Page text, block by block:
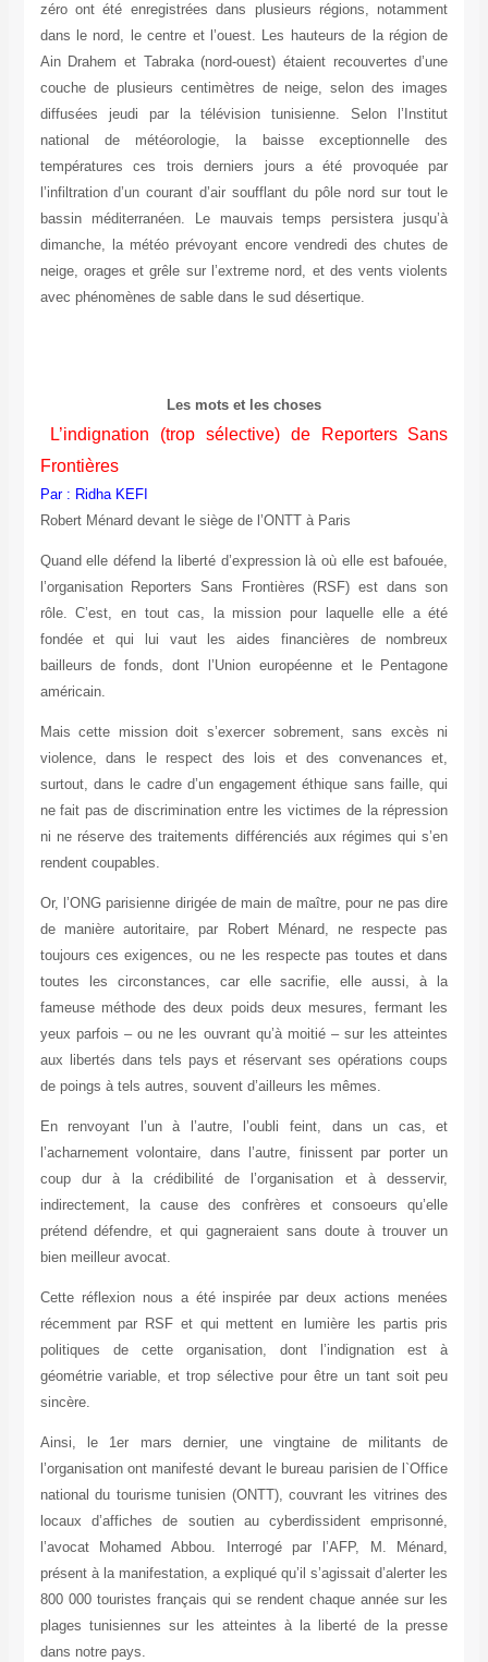
zéro ont été enregistrées dans plusieurs régions, notamment
dans le nord, le centre et l’ouest. Les hauteurs de la région de
Ain Drahem et Tabraka (nord-ouest) étaient recouvertes d’une
couche de plusieurs centimètres de neige, selon des images
diffusées jeudi par la télévision tunisienne. Selon l’Institut
national de météorologie, la baisse exceptionnelle des
températures ces trois derniers jours a été provoquée par
l’infiltration d’un courant d’air soufflant du pôle nord sur tout le
bassin méditerranéen. Le mauvais temps persistera jusqu’à
dimanche, la météo prévoyant encore vendredi des chutes de
neige, orages et grêle sur l’extreme nord, et des vents violents
avec phénomènes de sable dans le sud désertique.
Les mots et les choses
L’indignation (trop sélective) de Reporters Sans
Frontières
Par : Ridha KEFI
Robert Ménard devant le siège de l’ONTT à Paris
Quand elle défend la liberté d’expression là où elle est bafouée,
l’organisation Reporters Sans Frontières (RSF) est dans son
rôle. C’est, en tout cas, la mission pour laquelle elle a été
fondée et qui lui vaut les aides financières de nombreux
bailleurs de fonds, dont l’Union européenne et le Pentagone
américain.
Mais cette mission doit s’exercer sobrement, sans excès ni
violence, dans le respect des lois et des convenances et,
surtout, dans le cadre d’un engagement éthique sans faille, qui
ne fait pas de discrimination entre les victimes de la répression
ni ne réserve des traitements différenciés aux régimes qui s’en
rendent coupables.
Or, l’ONG parisienne dirigée de main de maître, pour ne pas dire
de manière autoritaire, par Robert Ménard, ne respecte pas
toujours ces exigences, ou ne les respecte pas toutes et dans
toutes les circonstances, car elle sacrifie, elle aussi, à la
fameuse méthode des deux poids deux mesures, fermant les
yeux parfois – ou ne les ouvrant qu’à moitié – sur les atteintes
aux libertés dans tels pays et réservant ses opérations coups
de poings à tels autres, souvent d’ailleurs les mêmes.
En renvoyant l’un à l’autre, l’oubli feint, dans un cas, et
l’acharnement volontaire, dans l’autre, finissent par porter un
coup dur à la crédibilité de l’organisation et à desservir,
indirectement, la cause des confrères et consoeurs qu’elle
prétend défendre, et qui gagneraient sans doute à trouver un
bien meilleur avocat.
Cette réflexion nous a été inspirée par deux actions menées
récemment par RSF et qui mettent en lumière les partis pris
politiques de cette organisation, dont l’indignation est à
géométrie variable, et trop sélective pour être un tant soit peu
sincère.
Ainsi, le 1er mars dernier, une vingtaine de militants de
l’organisation ont manifesté devant le bureau parisien de l`Office
national du tourisme tunisien (ONTT), couvrant les vitrines des
locaux d’affiches de soutien au cyberdissident emprisonné,
l’avocat Mohamed Abbou. Interrogé par l’AFP, M. Ménard,
présent à la manifestation, a expliqué qu’il s’agissait d’alerter les
800 000 touristes français qui se rendent chaque année sur les
plages tunisiennes sur les atteintes à la liberté de la presse
dans notre pays.